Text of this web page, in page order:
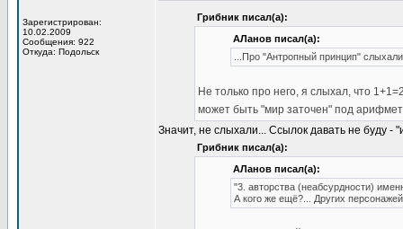
Зарегистрирован:
10.02.2009
Сообщения: 922
Откуда: Подольск
Грибник писал(а):
АЛанов писал(а):
...Про "Антропный принцип"
Не только про него, я слыхал, что
может быть "мир заточен" под
Значит, не слыхали... Ссылок давать не буду
Грибник писал(а):
АЛанов писал(а):
"3. авторства (неабсурдности)
А кого же ещё?... Других